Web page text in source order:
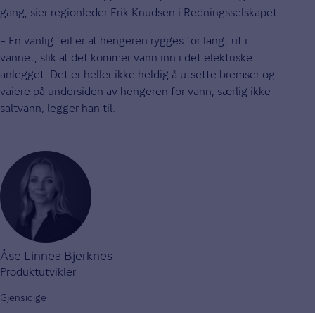
gang, sier regionleder Erik Knudsen i Redningsselskapet.
– En vanlig feil er at hengeren rygges for langt ut i
vannet, slik at det kommer vann inn i det elektriske
anlegget. Det er heller ikke heldig å utsette bremser og
vaiere på undersiden av hengeren for vann, særlig ikke
saltvann, legger han til.
Åse Linnea Bjerknes
Produktutvikler
Gjensidige